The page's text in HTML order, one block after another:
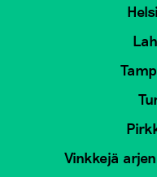
Vinkkejä